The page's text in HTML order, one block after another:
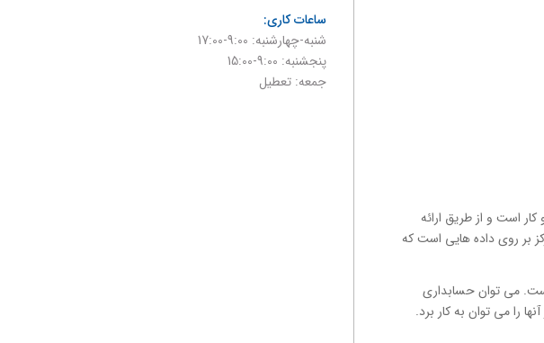
است و از طریق ارائه
بر روی داده هایی است که
می توان حسابداری
را می توان به کار برد.
ساعات کاری:
شنبه-چهارشنبه: 9:00-17:00
پنجشنبه: 9:00-15:00
جمعه: تعطیل